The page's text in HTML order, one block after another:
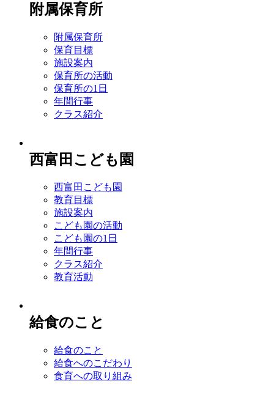
附属保育所
附属保育所
保育目標
施設案内
保育所の活動
保育所の1日
年間行事
クラス紹介
西富田こども園
西富田こども園
教育目標
施設案内
こども園の活動
こども園の1日
年間行事
クラス紹介
教育活動
給食のこと
給食のこと
給食へのこだわり
食育への取り組み